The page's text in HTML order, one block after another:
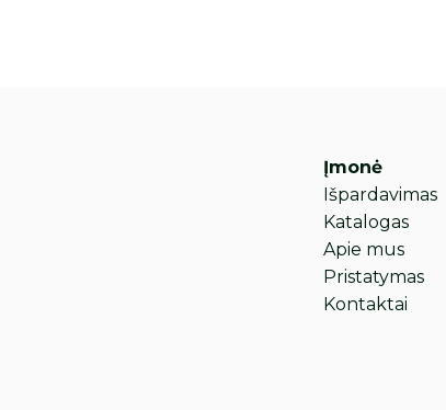
Įmonė
Išpardavimas
Katalogas
Apie mus
Pristatymas
Kontaktai